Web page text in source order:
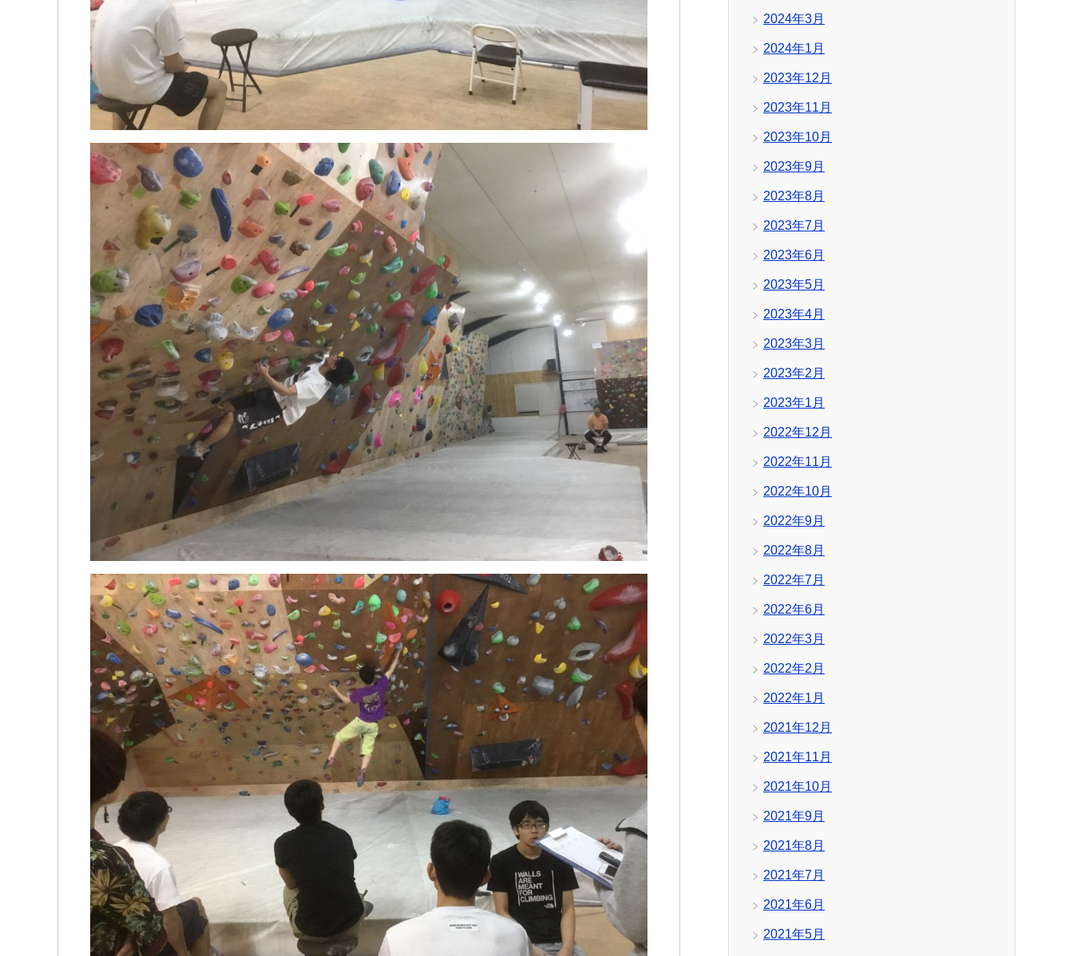
2024年3月
2024年1月
2023年12月
2023年11月
2023年10月
2023年9月
2023年8月
2023年7月
2023年6月
2023年5月
2023年4月
2023年3月
2023年2月
2023年1月
2022年12月
2022年11月
2022年10月
2022年9月
2022年8月
2022年7月
2022年6月
2022年3月
2022年2月
2022年1月
2021年12月
2021年11月
2021年10月
2021年9月
2021年8月
2021年7月
2021年6月
2021年5月